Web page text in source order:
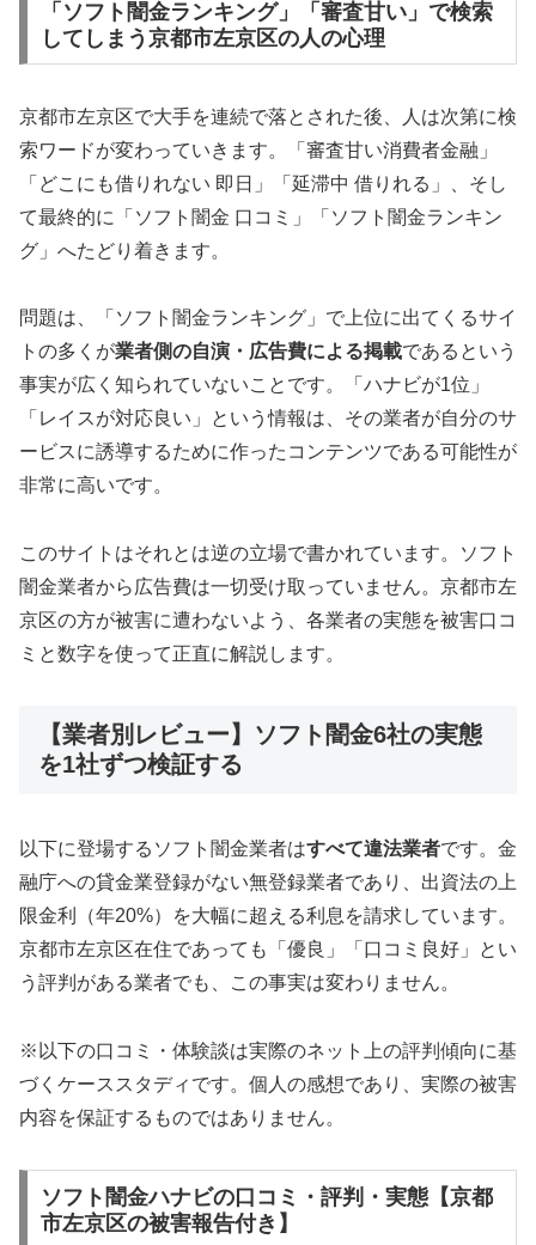
「ソフト闇金ランキング」「審査甘い」で検索
してしまう京都市左京区の人の心理
京都市左京区で大手を連続で落とされた後、人は次第に検
索ワードが変わっていきます。「審査甘い消費者金融」
「どこにも借りれない 即日」「延滞中 借りれる」、そし
て最終的に「ソフト闇金 口コミ」「ソフト闇金ランキン
グ」へたどり着きます。
問題は、「ソフト闇金ランキング」で上位に出てくるサイ
トの多くが業者側の自演・広告費による掲載であるという
事実が広く知られていないことです。「ハナビが1位」
「レイスが対応良い」という情報は、その業者が自分のサ
ービスに誘導するために作ったコンテンツである可能性が
非常に高いです。
このサイトはそれとは逆の立場で書かれています。ソフト
闇金業者から広告費は一切受け取っていません。京都市左
京区の方が被害に遭わないよう、各業者の実態を被害口コ
ミと数字を使って正直に解説します。
【業者別レビュー】ソフト闇金6社の実態
を1社ずつ検証する
以下に登場するソフト闇金業者はすべて違法業者です。金
融庁への貸金業登録がない無登録業者であり、出資法の上
限金利（年20%）を大幅に超える利息を請求しています。
京都市左京区在住であっても「優良」「口コミ良好」とい
う評判がある業者でも、この事実は変わりません。
※以下の口コミ・体験談は実際のネット上の評判傾向に基
づくケーススタディです。個人の感想であり、実際の被害
内容を保証するものではありません。
ソフト闇金ハナビの口コミ・評判・実態【京都
市左京区の被害報告付き】